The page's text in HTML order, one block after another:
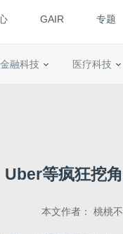
GAIR 专题
金融科技 医疗科技
Uber等疯狂挖
本文作者： 桃桃